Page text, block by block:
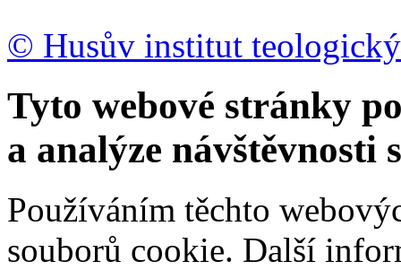
© Husův institut
Tyto webové stránky
a analýze návštěvnosti
Používáním těchto
souborů cookie. Další